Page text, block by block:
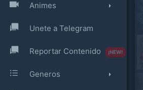
Animes
Unete a Telegram
Reportar Contenido ¡NEW!
Generos